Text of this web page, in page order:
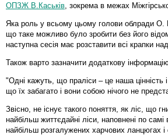
ОПЗЖ В.Каськів , зокрема в межах
Яка роль у всьому цьому голови облради О.
що таке можливо було зробити без його
наступна сесія має розставити всі крапки
Також варто зазначити додаткову
"Одні кажуть, що праліси – це наша цінність
що їх забагато і вони собою нічого не
Звісно, не існує такого поняття, як ліс, що
найбільш життєдайні ліси, наповнені по
найбільш розгалужених харчових ланцюгах